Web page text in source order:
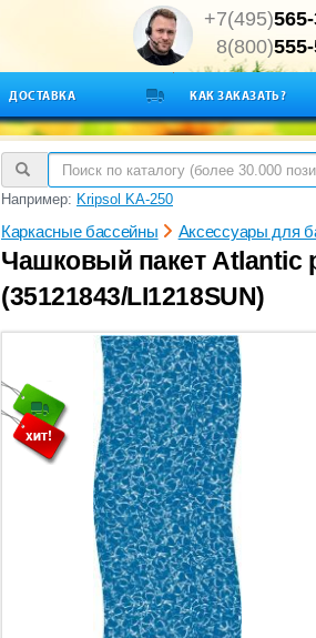
+7(495)
8(800)
ДОСТАВКА КАК ЗАКАЗАТЬ?
Например: Kripsol KA-250
Каркасные бассейны Аксессуары для
Чашковый пакет Atlantic
(35121843/LI1218SUN)